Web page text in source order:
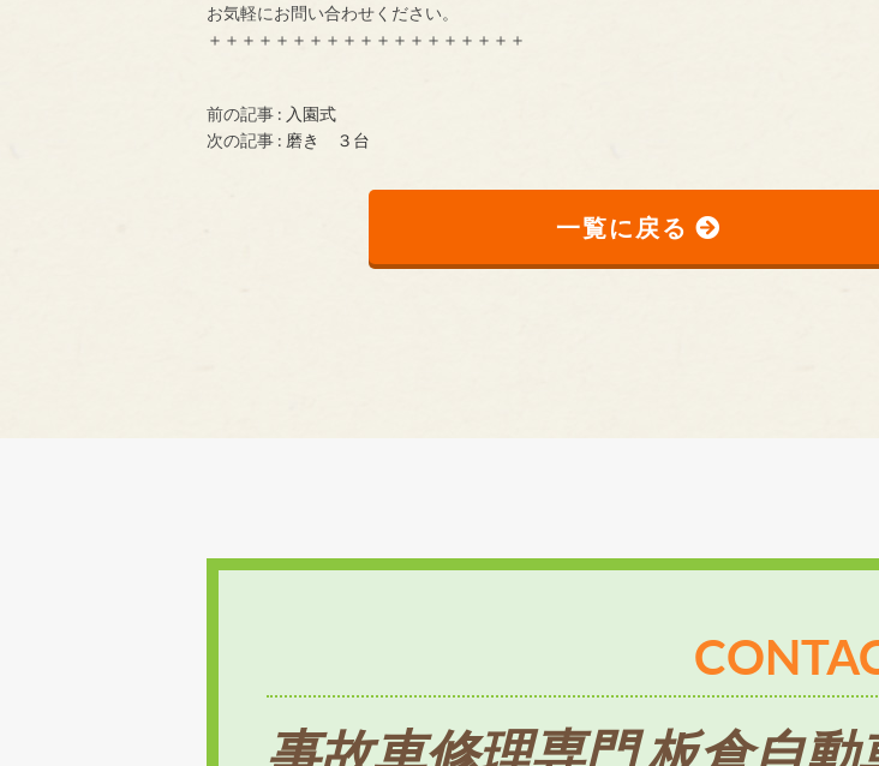
お気軽にお問い合わせください。
＋＋＋＋＋＋＋＋＋＋＋＋＋＋＋＋＋＋＋
前の記事 : 入園式
次の記事 : 磨き ３台
一覧に戻る
事故車修理専門 板倉自動